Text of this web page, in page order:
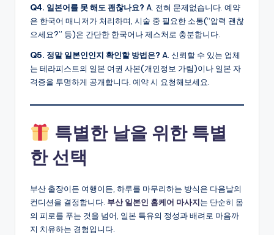
Q4. 일본어를 못 해도 괜찮나요? A. 전혀 문제없습니다. 예약
은 한국어 매니저가 처리하며, 시술 중 필요한 소통(“압력 괜찮
으세요?” 등)은 간단한 한국어나 제스처로 충분합니다.
Q5. 정말 일본인인지 확인할 방법은? A. 신뢰할 수 있는 업체
는 테라피스트의 일본 여권 사본(개인정보 가림)이나 일본 자
격증을 투명하게 공개합니다. 예약 시 요청해보세요.
특별한 날을 위한 특별
한 선택
부산 출장이든 여행이든, 하루를 마무리하는 방식은 다음날의
컨디션을 결정합니다. 부산 일본인 홈케어 마사지는 단순히 몸
의 피로를 푸는 것을 넘어, 일본 특유의 정성과 배려로 마음까
지 치유하는 경험입니다.